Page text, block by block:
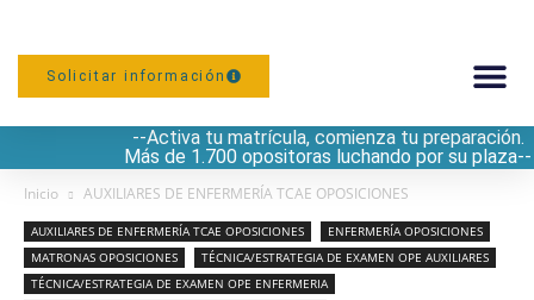
Solicitar información
--Activa tu matrícula, comienza tu preparación.
Más de 1.700 opositoras luchando por su plaza--
Inicio AUXILIARES DE ENFERMERÍA TCAE OPOSICIONES
AUXILIARES DE ENFERMERÍA TCAE OPOSICIONES
ENFERMERÍA OPOSICIONES
MATRONAS OPOSICIONES
TÉCNICA/ESTRATEGIA DE EXAMEN OPE AUXILIARES
TÉCNICA/ESTRATEGIA DE EXAMEN OPE ENFERMERIA